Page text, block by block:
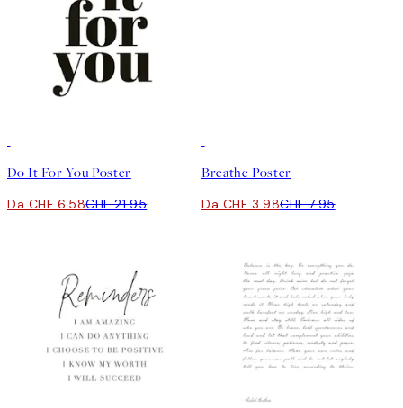
Do It For You Poster
Da CHF 6.58CHF 21.95
Breathe Poster
Da CHF 3.98CHF 7.95